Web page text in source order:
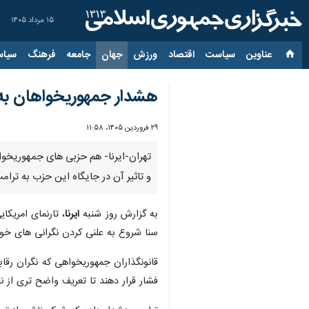
۱۵ مرداد ۱۴۰۵
عناوین‌ سیاست اقتصاد ورزش جهان جامعه فرهنگ
هشدار جمهوریخواهان
۲۹ فروردین ۱۴۰۵، ۱۱:۵۸